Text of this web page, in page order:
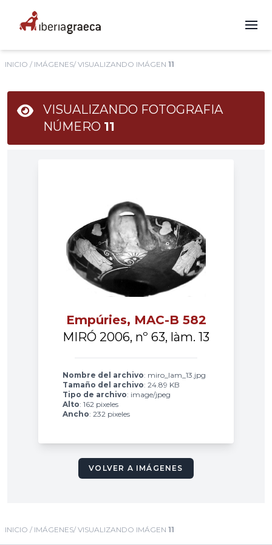
INICIO / IMÁGENES/ VISUALIZANDO IMÁGEN 11
VISUALIZANDO FOTOGRAFIA
NÚMERO 11
Empúries, MAC-B 582
MIRÓ 2006, nº 63, làm. 13
Nombre del archivo: miro_lam_13.jpg
Tamaño del archivo: 24.89 KB
Tipo de archivo: image/jpeg
Alto: 162 pixeles
Ancho: 232 pixeles
VOLVER A IMÁGENES
INICIO / IMÁGENES/ VISUALIZANDO IMÁGEN 11